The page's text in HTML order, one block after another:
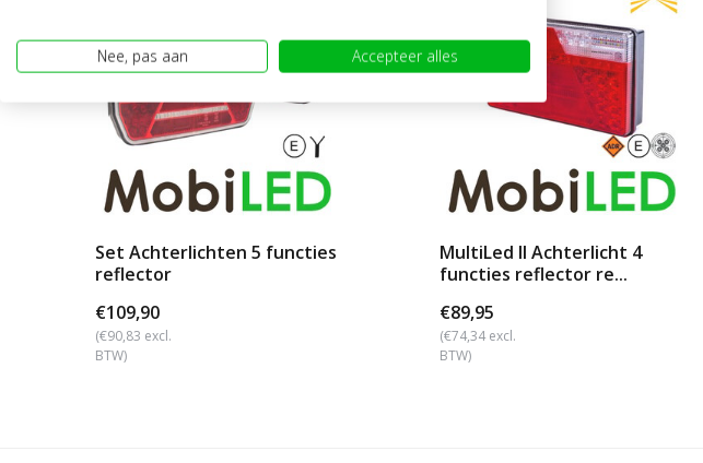
Set Achterlichten 5 functies
reflector
€109,90
(€90,83 excl.
BTW)
MultiLed II Achterlicht 4
functies reflector re...
€89,95
(€74,34 excl.
BTW)
Nee, pas aan Accepteer alles